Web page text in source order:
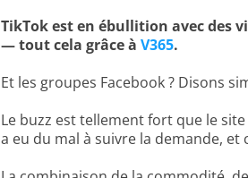
TikTok est en ébullition avec des
— tout cela grâce à V365.
Et les groupes Facebook ? Disons
Le buzz est tellement fort que le
a eu du mal à suivre la demande, et